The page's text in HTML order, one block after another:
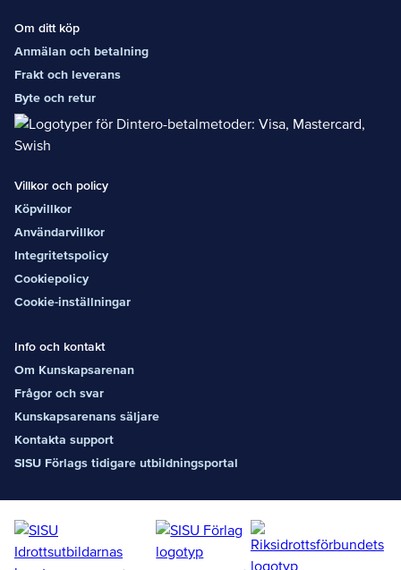
Om ditt köp
Anmälan och betalning
Frakt och leverans
Byte och retur
Villkor och policy
Köpvillkor
Användarvillkor
Integritetspolicy
Cookiepolicy
Cookie-inställningar
Info och kontakt
Om Kunskapsarenan
Frågor och svar
Kunskapsarenans säljare
Kontakta support
SISU Förlags tidigare utbildningsportal